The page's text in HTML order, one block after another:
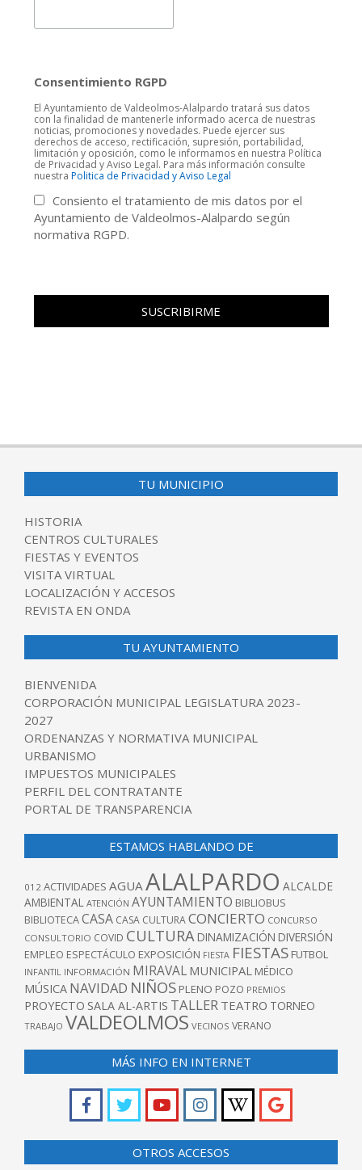
Consentimiento RGPD
El Ayuntamiento de Valdeolmos-Alalpardo tratará sus datos
con la finalidad de mantenerle informado acerca de nuestras
noticias, promociones y novedades. Puede ejercer sus
derechos de acceso, rectificación, supresión, portabilidad,
limitación y oposición, como le informamos en nuestra Política
de Privacidad y Aviso Legal. Para más información consulte
nuestra Politica de Privacidad y Aviso Legal
Consiento el tratamiento de mis datos por el
Ayuntamiento de Valdeolmos-Alalpardo según
normativa RGPD.
TU MUNICIPIO
HISTORIA
CENTROS CULTURALES
FIESTAS Y EVENTOS
VISITA VIRTUAL
LOCALIZACIÓN Y ACCESOS
REVISTA EN ONDA
TU AYUNTAMIENTO
BIENVENIDA
CORPORACIÓN MUNICIPAL LEGISLATURA 2023-
2027
ORDENANZAS Y NORMATIVA MUNICIPAL
URBANISMO
IMPUESTOS MUNICIPALES
PERFIL DEL CONTRATANTE
PORTAL DE TRANSPARENCIA
ESTAMOS HABLANDO DE
012 ACTIVIDADES AGUA ALALPARDO ALCALDE
AMBIENTAL ATENCIÓN AYUNTAMIENTO BIBLIOBUS
BIBLIOTECACASA CASA CULTURACONCIERTO CONCURSO
CONSULTORIO COVID CULTURA DINAMIZACIÓN DIVERSIÓN
EMPLEO ESPECTÁCULO EXPOSICIÓN FIESTA FIESTAS FUTBOL
INFANTIL INFORMACIÓN MIRAVAL MUNICIPAL MÉDICO
MÚSICA NAVIDAD NIÑOS PLENO POZO PREMIOS
PROYECTO SALA AL-ARTIS TALLER TEATRO TORNEO
TRABAJO VALDEOLMOS VECINOS VERANO
MÁS INFO EN INTERNET
OTROS ACCESOS